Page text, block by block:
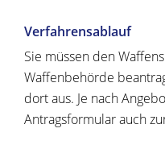
Verfahrensablauf
Sie müssen den
Waffenbehörde
dort aus. Je nach
Antragsformular auch